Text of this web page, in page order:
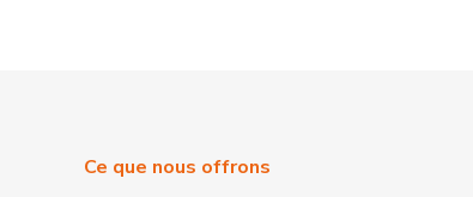
Ce que nous offrons